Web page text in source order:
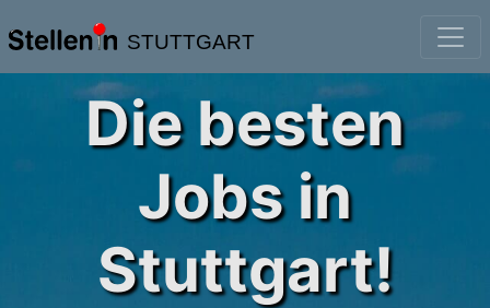
STUTTGART
Die besten
Jobs in
Stuttgart!